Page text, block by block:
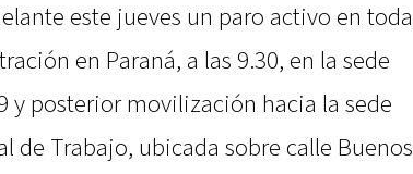
este jueves un paro activo en toda
en Paraná, a las 9.30, en la sede
y posterior movilización hacia la sede
de Trabajo, ubicada sobre calle Buenos